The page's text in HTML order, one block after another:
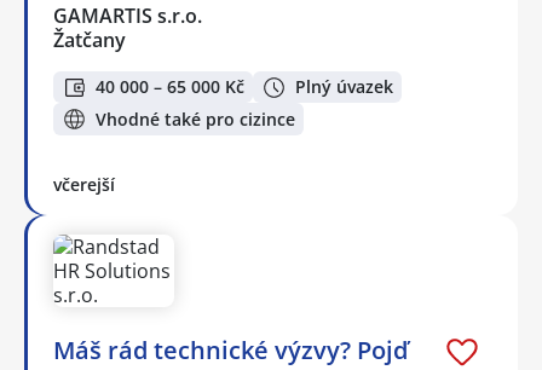
GAMARTIS s.r.o.
Žatčany
40 000 – 65 000 Kč
Plný úvazek
Vhodné také pro cizince
včerejší
Máš rád technické výzvy? Pojď